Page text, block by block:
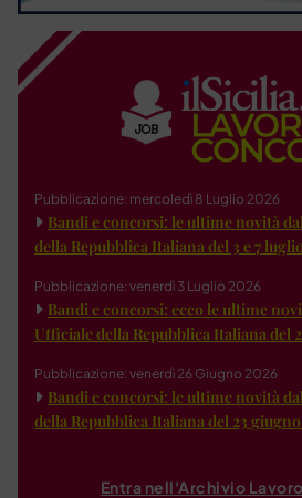
Pubblicazione: mercoledì 8 Luglio 2026
Bandi e concorsi: le ultime novità
della Repubblica Italiana del 3 e 7
Pubblicazione: venerdì 3 Luglio 2026
Bandi e concorsi: ecco le ultime
Ufficiale della Repubblica Italiana del
Pubblicazione: venerdì 26 Giugno 2026
Bandi e concorsi: le ultime novità
della Repubblica Italiana del 23
Entra nell'Archivio